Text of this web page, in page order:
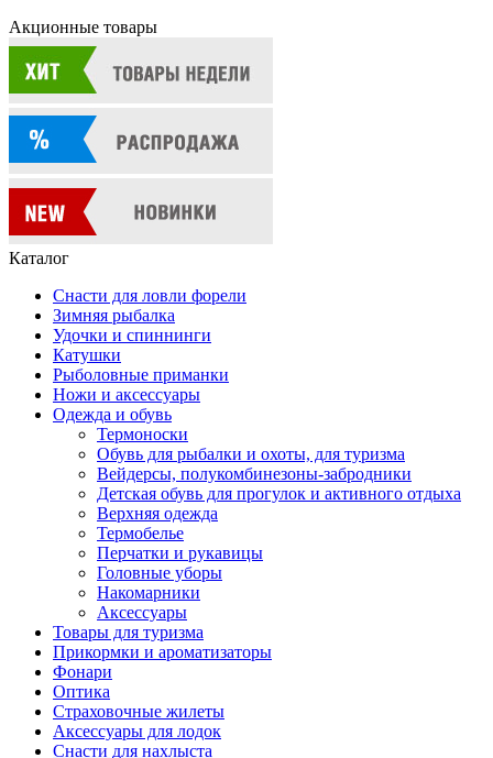
Акционные товары
Каталог
Снасти для ловли форели
Зимняя рыбалка
Удочки и спиннинги
Катушки
Рыболовные приманки
Ножи и аксессуары
Одежда и обувь
Термоноски
Обувь для рыбалки и охоты, для туризма
Вейдерсы, полукомбинезоны-забродники
Детская обувь для прогулок и активного отдыха
Верхняя одежда
Термобелье
Перчатки и рукавицы
Головные уборы
Накомарники
Аксессуары
Товары для туризма
Прикормки и ароматизаторы
Фонари
Оптика
Страховочные жилеты
Аксессуары для лодок
Снасти для нахлыста